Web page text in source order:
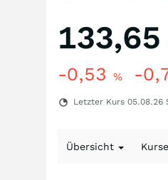
133,65
-0,53 % -
Letzter Kurs 05.08.26
Übersicht